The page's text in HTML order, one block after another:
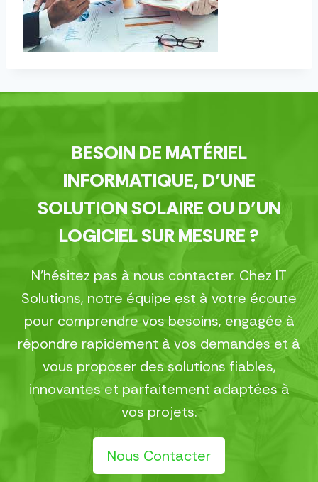
BESOIN DE MATÉRIEL
INFORMATIQUE, D’UNE
SOLUTION SOLAIRE OU D’UN
LOGICIEL SUR MESURE ?
N’hésitez pas à nous contacter. Chez IT
Solutions, notre équipe est à votre écoute
pour comprendre vos besoins, engagée à
répondre rapidement à vos demandes et à
vous proposer des solutions fiables,
innovantes et parfaitement adaptées à
vos projets.
Nous Contacter